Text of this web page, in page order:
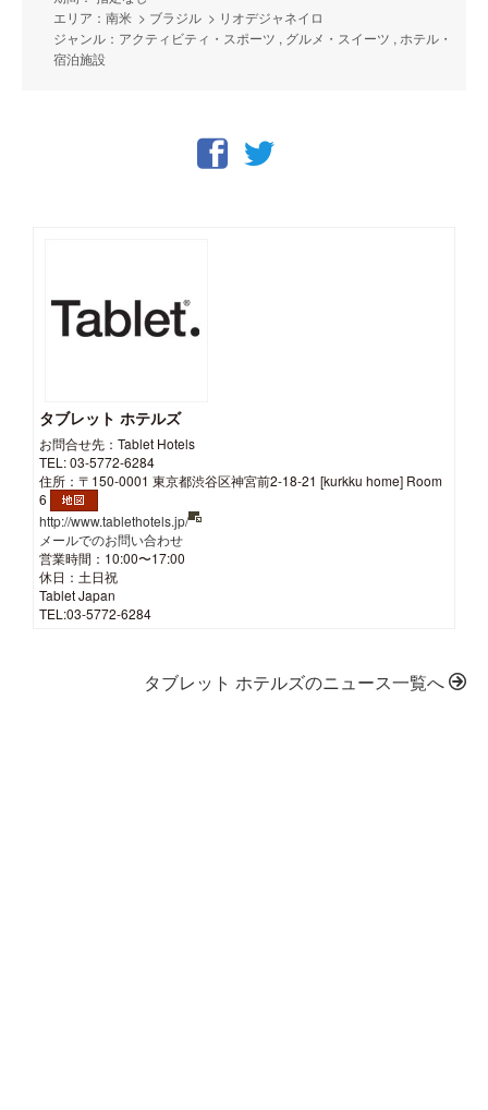
エリア：南米 > ブラジル > リオデジャネイロ
ジャンル：アクティビティ・スポーツ , グルメ・スイーツ , ホテル・
宿泊施設
タブレット ホテルズ
お問合せ先：Tablet Hotels
TEL: 03-5772-6284
住所：〒150-0001 東京都渋谷区神宮前2-18-21 [kurkku home] Room
6
http://www.tablethotels.jp/
メールでのお問い合わせ
営業時間：10:00〜17:00
休日：土日祝
Tablet Japan
TEL:03-5772-6284
タブレット ホテルズのニュース一覧へ